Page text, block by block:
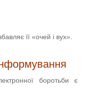
її «очей і вух».
боротьби є